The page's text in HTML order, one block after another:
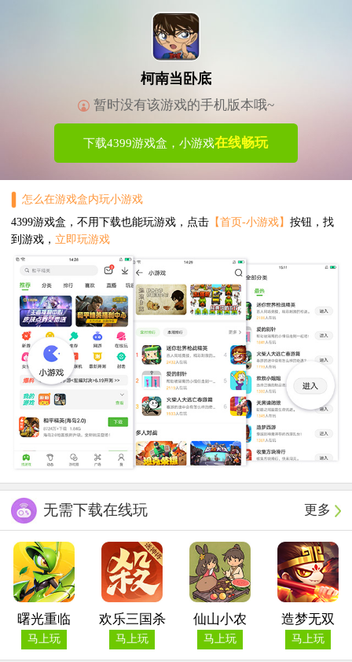
柯南当卧底
暂时没有该游戏的手机版本哦~
下载4399游戏盒，小游戏在线畅玩
怎么在游戏盒内玩小游戏
4399游戏盒，不用下载也能玩游戏，点击【首页-小游戏】 按钮，找
到游戏， 立即玩游戏
更多
无需下载在线玩
曙光重临
马上玩
欢乐三国杀
马上玩
仙山小农
马上玩
造梦无双
马上玩